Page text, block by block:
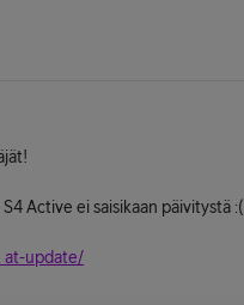
Active ei saisikaan päivitystä :(
at-update/